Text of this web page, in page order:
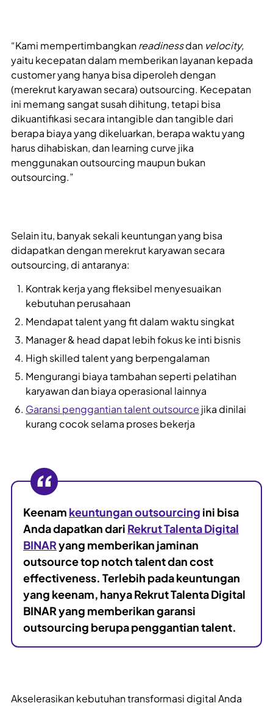
“Kami mempertimbangkanreadinessdan velocity,
yaitu kecepatan dalam memberikan layanan kepada
customer yang hanya bisa diperoleh dengan
(merekrut karyawan secara) outsourcing. Kecepatan
ini memang sangat susah dihitung, tetapi bisa
dikuantifikasi secara intangible dan tangible dari
berapa biaya yang dikeluarkan, berapa waktu yang
harus dihabiskan, dan learning curve jika
menggunakan outsourcing maupun bukan
outsourcing.”
Selain itu, banyak sekali keuntungan yang bisa
didapatkan dengan merekrut karyawan secara
outsourcing, di antaranya:
Kontrak kerja yang fleksibel menyesuaikan
kebutuhan perusahaan
Mendapat talent yang fit dalam waktu singkat
Manager & head dapat lebih fokus ke inti bisnis
High skilled talent yang berpengalaman
Mengurangi biaya tambahan seperti pelatihan
karyawan dan biaya operasional lainnya
Garansi penggantian talent outsource jika dinilai
kurang cocok selama proses bekerja
Keenam keuntungan outsourcing ini bisa
Anda dapatkan dari Rekrut Talenta Digital
BINARyang memberikan jaminan
outsource top notch talent dan cost
effectiveness. Terlebih pada keuntungan
yang keenam, hanya Rekrut Talenta Digital
BINAR yang memberikan garansi
outsourcing berupa penggantian talent.
Akselerasikan kebutuhan transformasi digital Anda